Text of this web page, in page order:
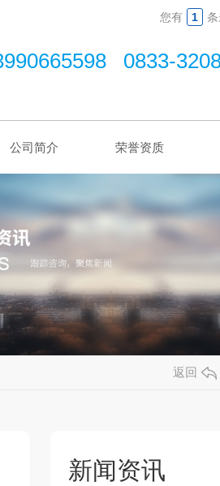
您有 1
0833-
公司简介 荣誉资质
返回
新闻资讯